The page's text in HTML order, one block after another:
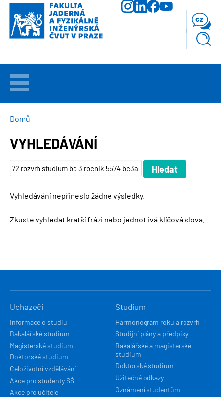
Přejít
hlavnímu
obsahu
VÍTEJTE
UCHAZEČI
STUDIUM
VĚDA
FAKULTA
cz
DROBEČKOVÁ
Domů
VYHLEDÁVÁNÍ
Vyhledávání nepřineslo žádné výsledky.
Zkuste vyhledat kratší frázi nebo jednotlivá klíčová slova.
NAVIGACE
Uchazeči
Informace o studiu
Bakalářské studium
Magisterské studium
Doktorské studium
Celoživotní vzdělávání
Akce pro studenty SŠ
Akce pro učitele
Studium
Harmonogram roku a rozvrh
Studijní plány a předpisy
Bakalářské a magisterské
studium
Doktorské studium
Užitečné odkazy
Oznámení studentům